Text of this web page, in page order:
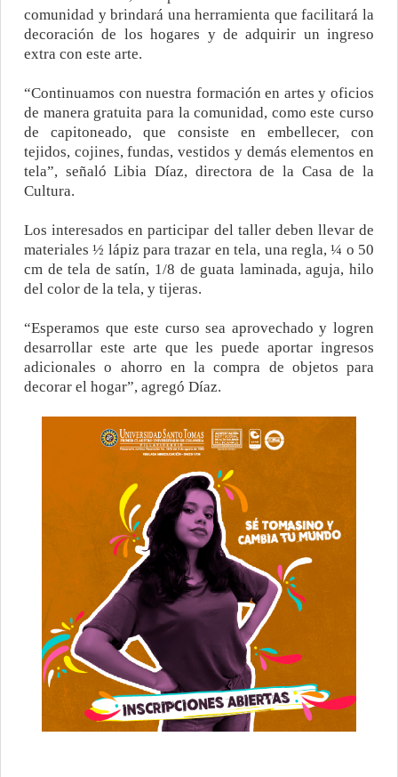
comunidad y brindará una herramienta que facilitará la
decoración de los hogares y de adquirir un ingreso
extra con este arte.
“Continuamos con nuestra formación en artes y oficios
de manera gratuita para la comunidad, como este curso
de capitoneado, que consiste en embellecer, con
tejidos, cojines, fundas, vestidos y demás elementos en
tela”, señaló Libia Díaz, directora de la Casa de la
Cultura.
Los interesados en participar del taller deben llevar de
materiales ½ lápiz para trazar en tela, una regla, ¼ o 50
cm de tela de satín, 1/8 de guata laminada, aguja, hilo
del color de la tela, y tijeras.
“Esperamos que este curso sea aprovechado y logren
desarrollar este arte que les puede aportar ingresos
adicionales o ahorro en la compra de objetos para
decorar el hogar”, agregó Díaz.